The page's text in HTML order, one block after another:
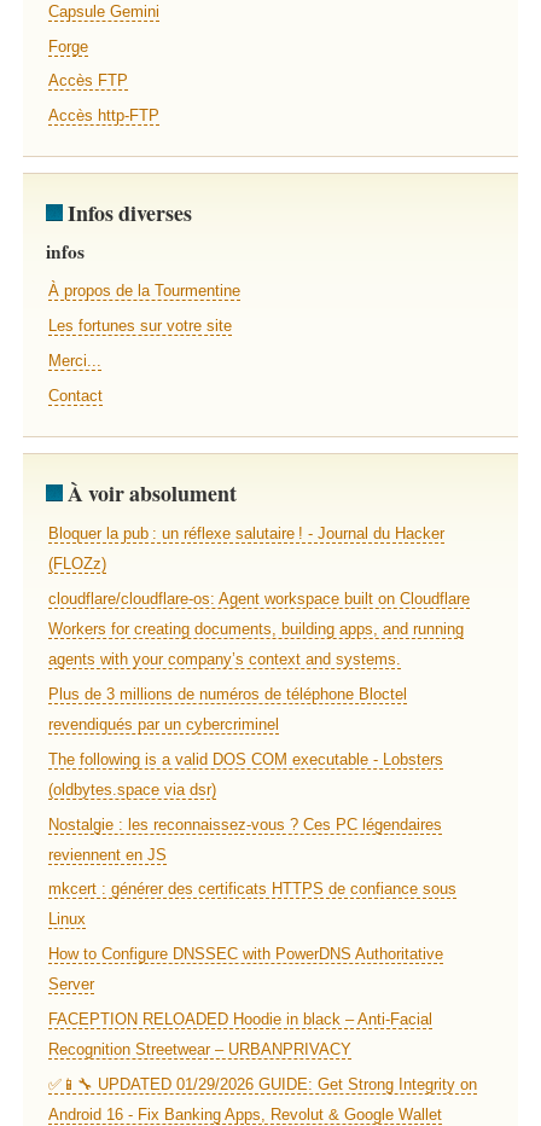
Capsule Gemini
Forge
Accès FTP
Accès http-FTP
Infos diverses
infos
À propos de la Tourmentine
Les fortunes sur votre site
Merci...
Contact
À voir absolument
Bloquer la pub : un réflexe salutaire ! - Journal du Hacker
(FLOZz)
cloudflare/cloudflare-os: Agent workspace built on Cloudflare
Workers for creating documents, building apps, and running
agents with your company’s context and systems.
Plus de 3 millions de numéros de téléphone Bloctel
revendiqués par un cybercriminel
The following is a valid DOS COM executable - Lobsters
(oldbytes.space via dsr)
Nostalgie : les reconnaissez-vous ? Ces PC légendaires
reviennent en JS
mkcert : générer des certificats HTTPS de confiance sous
Linux
How to Configure DNSSEC with PowerDNS Authoritative
Server
FACEPTION RELOADED Hoodie in black – Anti-Facial
Recognition Streetwear – URBANPRIVACY
✅📱🔧 UPDATED 01/29/2026 GUIDE: Get Strong Integrity on
Android 16 - Fix Banking Apps, Revolut & Google Wallet